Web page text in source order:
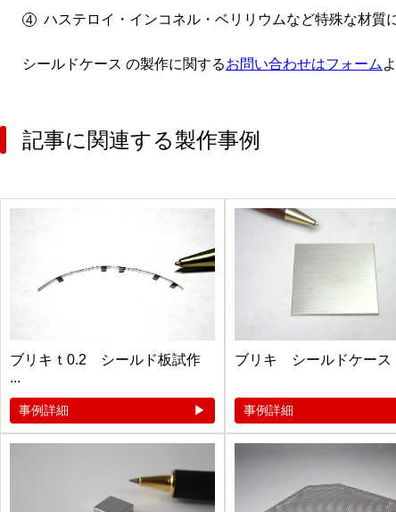
ハステロイ・インコネル・ベリリウムなど特殊な材質
シールドケース の製作に関するお問い合わせはフォーム
記事に関連する製作事例
ブリキｔ0.2 シールド板試作
...
事例詳細
ブリキ シールドケース
事例詳細